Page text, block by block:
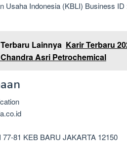
Usaha Indonesia (KBLI) Business
Lainnya Karir Terbaru
Asri Petrochemical
81 KEB BARU JAKARTA 12150